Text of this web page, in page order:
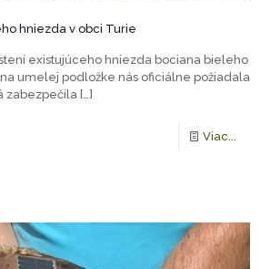
hniezda v obci Turie
existujúceho hniezda bociana bieleho
umelej podložke nás oficiálne požiadala
zabezpečila […]
Viac...